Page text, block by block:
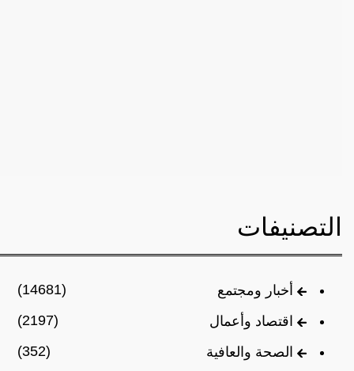
التصنيفات
أخبار ومجتمع
(14681)
اقتصاد وأعمال
(2197)
الصحة والعافية
(352)